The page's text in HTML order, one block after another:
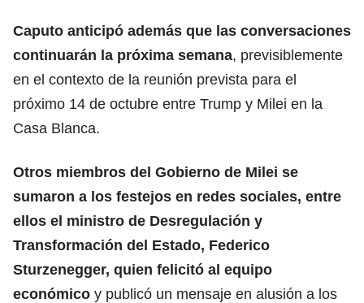
Caputo anticipó además que las conversaciones
continuarán la próxima semana, previsiblemente
en el contexto de la reunión prevista para el
próximo 14 de octubre entre Trump y Milei en la
Casa Blanca.
Otros miembros del Gobierno de Milei se
sumaron a los festejos en redes sociales, entre
ellos el ministro de Desregulación y
Transformación del Estado, Federico
Sturzenegger, quien felicitó al equipo
económico y publicó un mensaje en alusión a los